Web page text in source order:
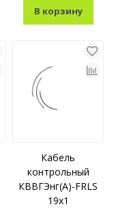
В корзину
Кабель
контрольный
КВВГЭнг(A)-FRLS
19x1